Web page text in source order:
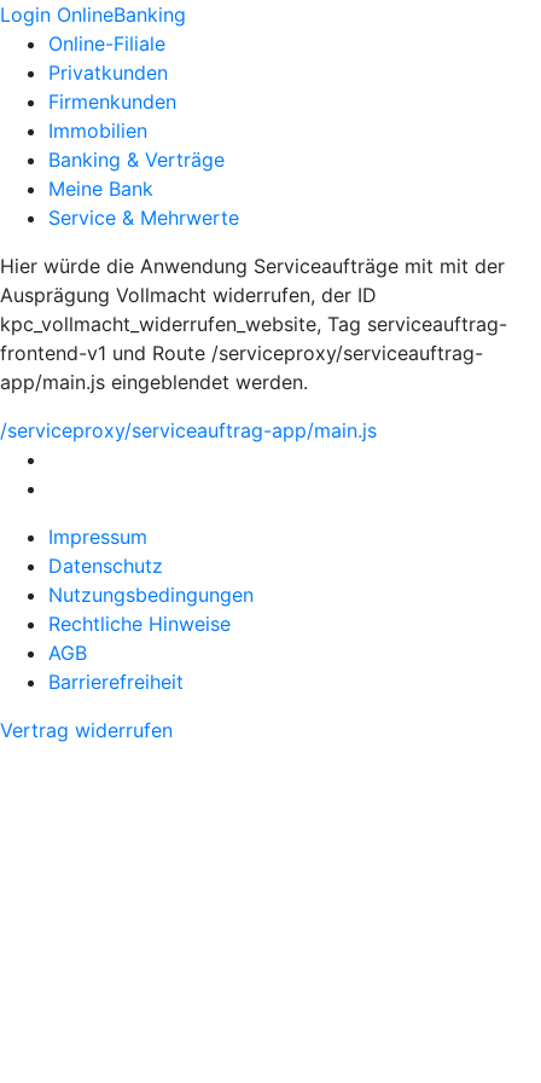
Login OnlineBanking
Online-Filiale
Privatkunden
Firmenkunden
Immobilien
Banking & Verträge
Meine Bank
Service & Mehrwerte
Hier würde die Anwendung Serviceaufträge mit mit der
Ausprägung Vollmacht widerrufen, der ID
kpc_vollmacht_widerrufen_website, Tag serviceauftrag-
frontend-v1 und Route /serviceproxy/serviceauftrag-
app/main.js eingeblendet werden.
/serviceproxy/serviceauftrag-app/main.js
Impressum
Datenschutz
Nutzungsbedingungen
Rechtliche Hinweise
AGB
Barrierefreiheit
Vertrag widerrufen